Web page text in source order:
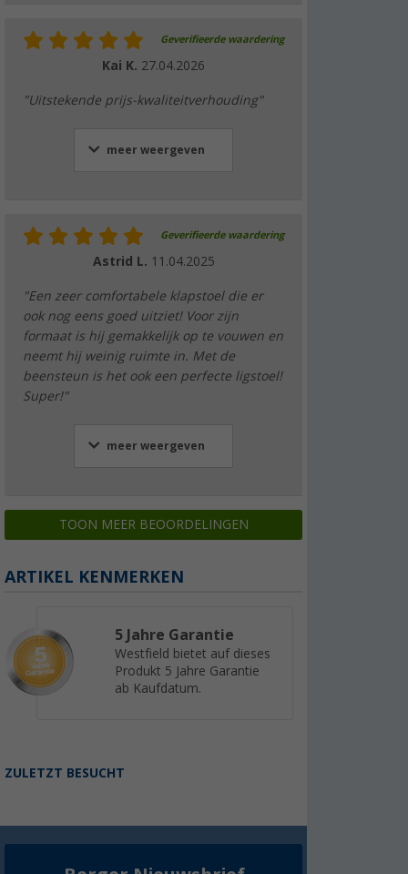
Geverifieerde waardering
Kai K. 27.04.2026
"Uitstekende prijs-kwaliteitverhouding"
meer weergeven
Geverifieerde waardering
Astrid L. 11.04.2025
"Een zeer comfortabele klapstoel die er
ook nog eens goed uitziet! Voor zijn
formaat is hij gemakkelijk op te vouwen en
neemt hij weinig ruimte in. Met de
beensteun is het ook een perfecte ligstoel!
Super!"
meer weergeven
TOON MEER BEOORDELINGEN
ARTIKEL KENMERKEN
5 Jahre Garantie
Westfield bietet auf dieses
Produkt 5 Jahre Garantie
ab Kaufdatum.
ZULETZT BESUCHT